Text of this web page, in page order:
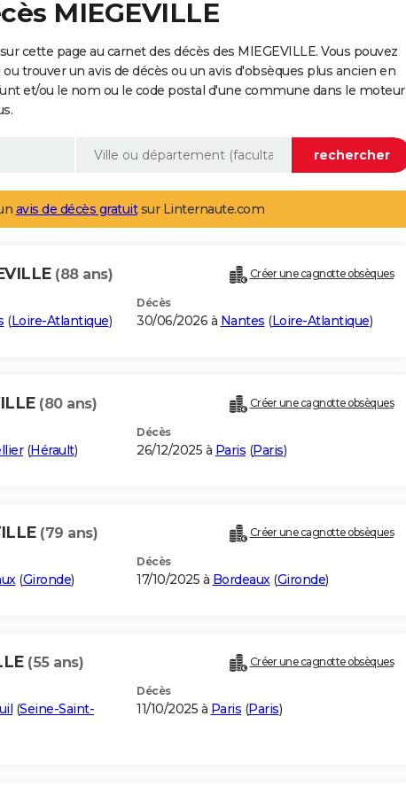
MIEGEVILLE
cette page au carnet des décès des MIEGEVILLE. Vous pouvez
trouver un avis de décès ou un avis d'obsèques plus ancien en
et/ou le nom ou le code postal d'une commune dans le moteur
avis de décès gratuitsur Linternaute.com
(88 ans) Créer une cagnotte obsèques
(Loire-Atlantique)
Décès
30/06/2026 à Nantes (Loire-Atlantique)
(80 ans) Créer une cagnotte obsèques
(Hérault)
Décès
26/12/2025 à Paris (Paris)
(79 ans) Créer une cagnotte obsèques
(Gironde)
Décès
17/10/2025 à Bordeaux(Gironde)
(55 ans) Créer une cagnotte obsèques
(Seine-Saint-
Décès
11/10/2025 à Paris (Paris)